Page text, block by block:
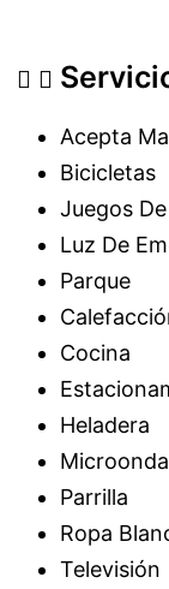
Acepta
Bicicletas
Juegos
Luz De
Parque
Cocina
Heladera
Parrilla
Ropa
Televisión